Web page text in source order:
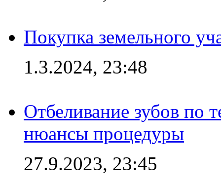
Покупка земельного
1.3.2024, 23:48
Отбеливание зубов по
нюансы процедуры
27.9.2023, 23:45